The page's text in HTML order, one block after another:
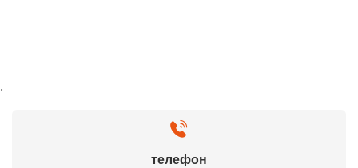
,
телефон